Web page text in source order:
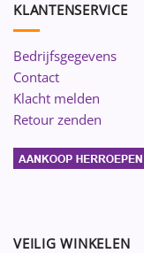
KLANTENSERVICE
Bedrijfsgegevens
Contact
Klacht melden
Retour zenden
VEILIG WINKELEN